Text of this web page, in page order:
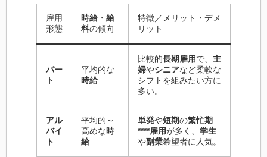
雇用
形態
時給・ 給
料の傾向
特徴／メリット・デメ
リット
パー
ト
平均的な
時給
比較的長期雇用で、 主
婦やシニアなど柔軟な
シフトを組みたい方に
多い。
アル
バイ
ト
平均的～
高めな時
給
単発や短期の繁忙期
****雇用が多く、 学生
や副業希望者に人気。